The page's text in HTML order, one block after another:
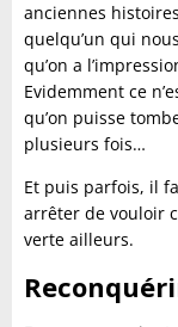
anciennes
quelqu’un qui
qu’on a
Evidemment ce
qu’on puisse
plusieurs fois…
Et puis parfois, il
arrêter de vouloir
verte ailleurs.